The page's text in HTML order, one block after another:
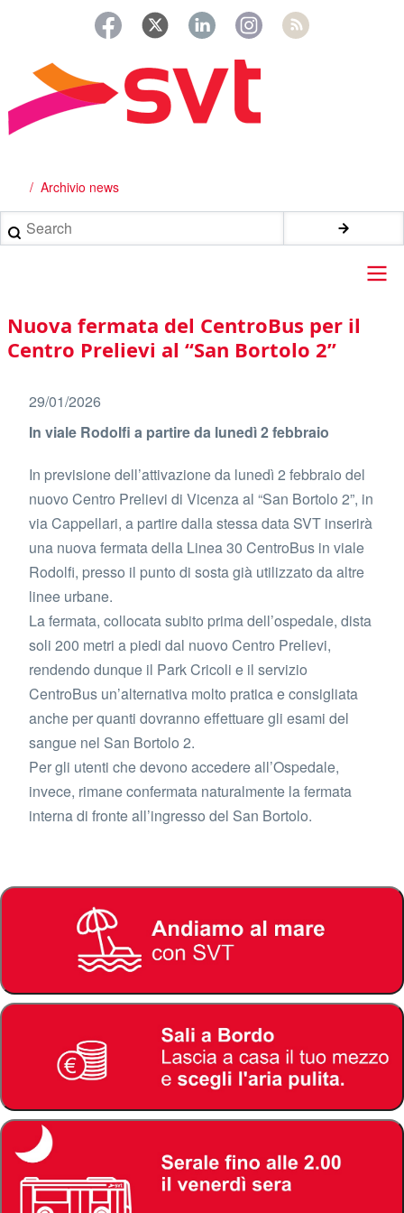
principale
Briciole
di
pane
Archivio news
Search
Main
navigation
Nuova fermata del CentroBus per il
Centro Prelievi al “San Bortolo 2”
29/01/2026
In viale Rodolfi a partire da lunedì 2 febbraio
In previsione dell’attivazione da lunedì 2 febbraio del
nuovo Centro Prelievi di Vicenza al “San Bortolo 2”, in
via Cappellari, a partire dalla stessa data SVT inserirà
una nuova fermata della Linea 30 CentroBus in viale
Rodolfi, presso il punto di sosta già utilizzato da altre
linee urbane.
La fermata, collocata subito prima dell’ospedale, dista
soli 200 metri a piedi dal nuovo Centro Prelievi,
rendendo dunque il Park Cricoli e il servizio
CentroBus un’alternativa molto pratica e consigliata
anche per quanti dovranno effettuare gli esami del
sangue nel San Bortolo 2.
Per gli utenti che devono accedere all’Ospedale,
invece, rimane confermata naturalmente la fermata
interna di fronte all’ingresso del San Bortolo.